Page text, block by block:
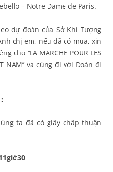
– Notre Dame de Paris.
dự đoán của Sở Khí Tượng
chị em, nếu đã có mua, xin
cho ‘‘LA MARCHE POUR LES
NAM’’ và cùng đi với Đoàn đi
ta đã có giấy chấp thuận